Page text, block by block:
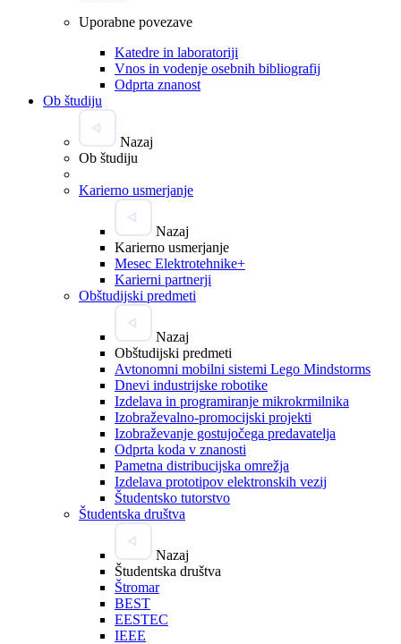
Uporabne povezave
Katedre in laboratoriji
Vnos in vodenje osebnih bibliografij
Odprta znanost
Ob študiju
Nazaj
Ob študiju
Karierno usmerjanje
Nazaj
Karierno usmerjanje
Mesec Elektrotehnike+
Karierni partnerji
Obštudijski predmeti
Nazaj
Obštudijski predmeti
Avtonomni mobilni sistemi Lego Mindstorms
Dnevi industrijske robotike
Izdelava in programiranje mikrokrmilnika
Izobraževalno-promocijski projekti
Izobraževanje gostujočega predavatelja
Odprta koda v znanosti
Pametna distribucijska omrežja
Izdelava prototipov elektronskih vezij
Študentsko tutorstvo
Študentska društva
Nazaj
Študentska društva
Štromar
BEST
EESTEC
IEEE